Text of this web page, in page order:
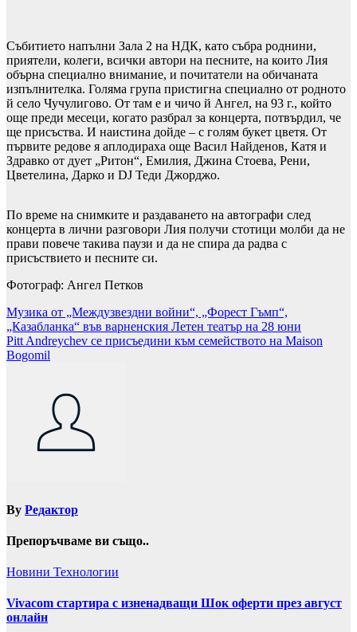
Събитието напълни Зала 2 на НДК, като събра роднини,
приятели, колеги, всички автори на песните, на които Лия
обърна специално внимание, и почитатели на обичаната
изпълнителка. Голяма група пристигна специално от родното
й село Чучулигово. От там е и чичо й Ангел, на 93 г., който
още преди месеци, когато разбрал за концерта, потвърдил, че
ще присъства. И наистина дойде – с голям букет цветя. От
първите редове я аплодираха още Васил Найденов, Катя и
Здравко от дует „Ритон“, Емилия, Джина Стоева, Рени,
Цветелина, Дарко и DJ Теди Джорджо.
По време на снимките и раздаването на автографи след
концерта в лични разговори Лия получи стотици молби да не
прави повече такива паузи и да не спира да радва с
присъствието и песните си.
Фотограф: Ангел Петков
Навигация
Музика от „Междузвездни войни“, „Форест Гъмп“,
„Казабланка“ във варненския Летен театър на 28 юни
Pitt Andreychev се присъедини към семейството на Maison
Bogomil
By Редактор
Препоръчваме ви също..
Новини Технологии
Vivacom стартира с изненадващи Шок оферти през август
онлайн